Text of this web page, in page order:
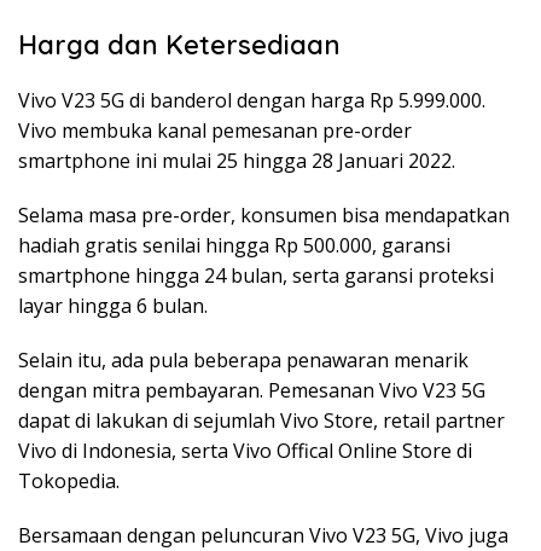
Harga dan Ketersediaan
Vivo V23 5G di banderol dengan harga Rp 5.999.000.
Vivo membuka kanal pemesanan pre-order
smartphone ini mulai 25 hingga 28 Januari 2022.
Selama masa pre-order, konsumen bisa mendapatkan
hadiah gratis senilai hingga Rp 500.000, garansi
smartphone hingga 24 bulan, serta garansi proteksi
layar hingga 6 bulan.
Selain itu, ada pula beberapa penawaran menarik
dengan mitra pembayaran. Pemesanan Vivo V23 5G
dapat di lakukan di sejumlah Vivo Store, retail partner
Vivo di Indonesia, serta Vivo Offical Online Store di
Tokopedia.
Bersamaan dengan peluncuran Vivo V23 5G, Vivo juga